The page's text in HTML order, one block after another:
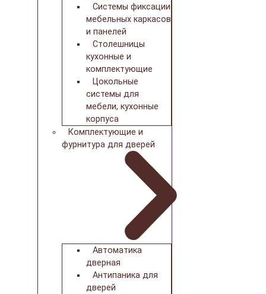
Системы фиксации
мебельных каркасов
и панелей
Столешницы
кухонные и
комплектующие
Цокольные
системы для
мебели, кухонные
корпуса
Комплектующие и
фурнитура для дверей
Автоматика
дверная
Антипаника для
дверей